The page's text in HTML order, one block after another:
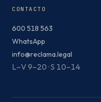
CONTACTO
600 518 563
WhatsApp
info@reclama.legal
L–V 9–20 · S 10–14